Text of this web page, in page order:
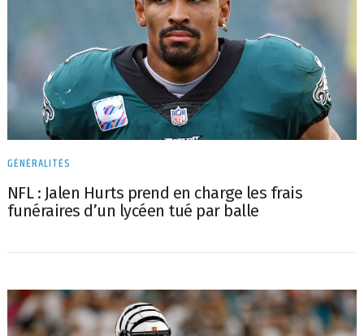
GÉNÉRALITÉS
NFL : Jalen Hurts prend en charge les frais
funéraires d’un lycéen tué par balle